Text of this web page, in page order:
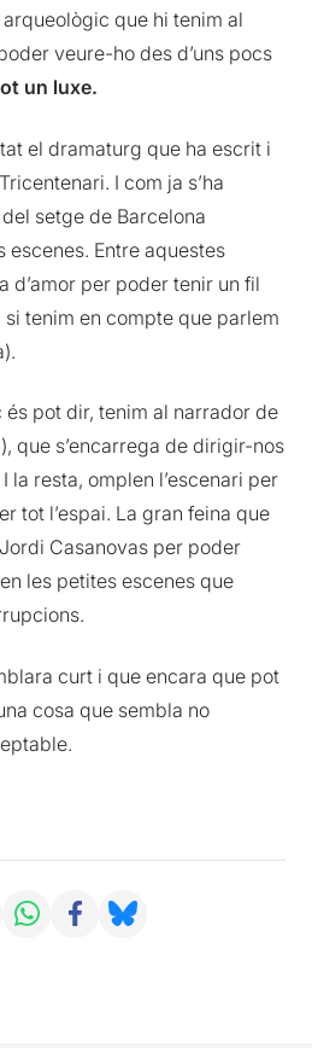
que hi tenim al
veure-ho des d’uns pocs
un luxe.
el dramaturg que ha escrit i
I com ja s’ha
setge de Barcelona
Entre aquestes
d’amor per poder tenir un fil
tenim en compte que parlem
és pot dir, tenim al narrador de
que s’encarrega de dirigir-nos
la resta, omplen l’escenari per
tot l’espai. La gran feina que
Casanovas per poder
les petites escenes que
curt i que encara que pot
cosa que sembla no